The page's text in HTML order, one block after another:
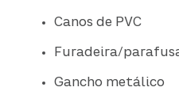
Canos de PVC
Furadeira/
Gancho metálico